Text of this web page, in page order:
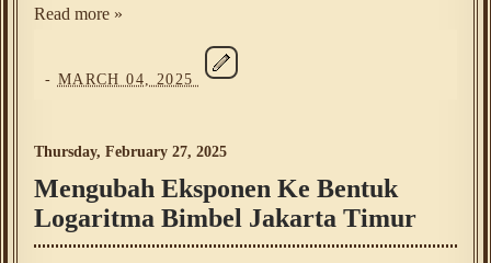
Read more »
- MARCH 04, 2025
Thursday, February 27, 2025
Mengubah Eksponen Ke Bentuk
Logaritma Bimbel Jakarta Timur